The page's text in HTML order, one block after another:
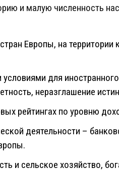
и малую численность
Европы, на
для
неразглашение
рейтингах по уровню
деятельности –
и сельское хозяйство,